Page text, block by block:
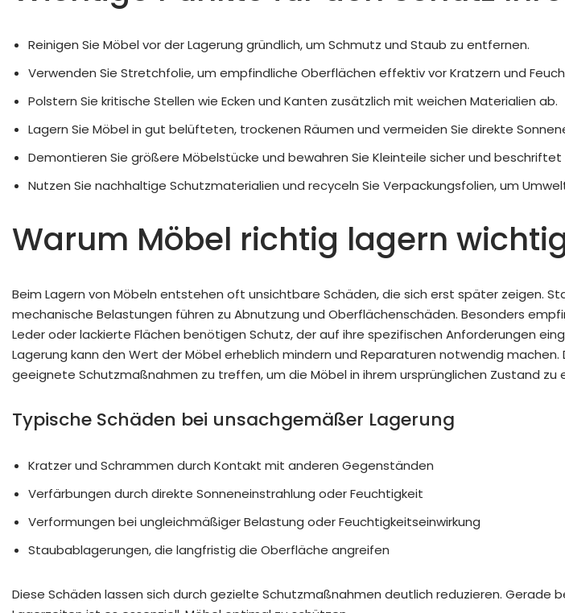
Reinigen Sie Möbel vor der Lagerung gründlich, um Schmutz und Staub zu entfernen.
Verwenden Sie Stretchfolie, um empfindliche Oberflächen effektiv vor Kratzern und
Polstern Sie kritische Stellen wie Ecken und Kanten zusätzlich mit weichen Materialien ab.
Lagern Sie Möbel in gut belüfteten, trockenen Räumen und vermeiden Sie direkte
Demontieren Sie größere Möbelstücke und bewahren Sie Kleinteile sicher und beschriftet
Nutzen Sie nachhaltige Schutzmaterialien und recyceln Sie Verpackungsfolien, um
Warum Möbel richtig lagern
Beim Lagern von Möbeln entstehen oft unsichtbare Schäden, die sich erst später zeigen.
mechanische Belastungen führen zu Abnutzung und Oberflächenschäden. Besonders
Leder oder lackierte Flächen benötigen Schutz, der auf ihre spezifischen Anforderungen
Lagerung kann den Wert der Möbel erheblich mindern und Reparaturen notwendig
geeignete Schutzmaßnahmen zu treffen, um die Möbel in ihrem ursprünglichen Zustand zu
Typische Schäden bei unsachgemäßer Lagerung
Kratzer und Schrammen durch Kontakt mit anderen Gegenständen
Verfärbungen durch direkte Sonneneinstrahlung oder Feuchtigkeit
Verformungen bei ungleichmäßiger Belastung oder Feuchtigkeitseinwirkung
Staubablagerungen, die langfristig die Oberfläche angreifen
Diese Schäden lassen sich durch gezielte Schutzmaßnahmen deutlich reduzieren. Gerade